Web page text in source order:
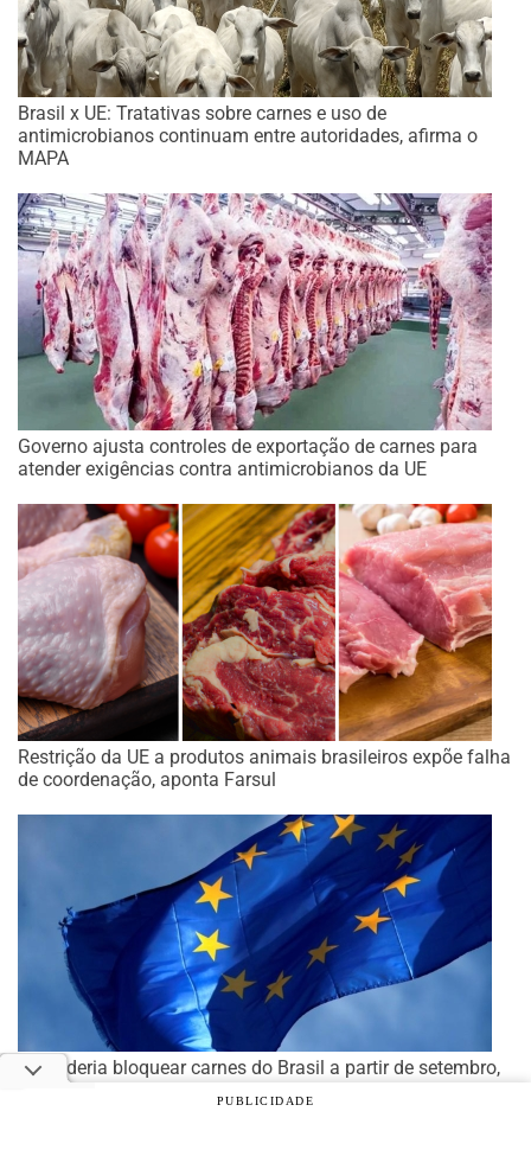
Brasil x UE: Tratativas sobre carnes e uso de
antimicrobianos continuam entre autoridades, afirma o
MAPA
Governo ajusta controles de exportação de carnes para
atender exigências contra antimicrobianos da UE
Restrição da UE a produtos animais brasileiros expõe falha
de coordenação, aponta Farsul
UE poderia bloquear carnes do Brasil a partir de setembro,
no caso de descumprimento de regra
PUBLICIDADE